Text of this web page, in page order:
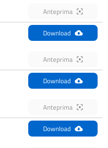
Anteprima
Download
Anteprima
Download
Anteprima
Download